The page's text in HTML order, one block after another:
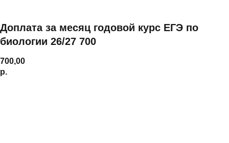
Доплата за месяц годовой курс ЕГЭ по
биологии 26/27 700
700,00
р.